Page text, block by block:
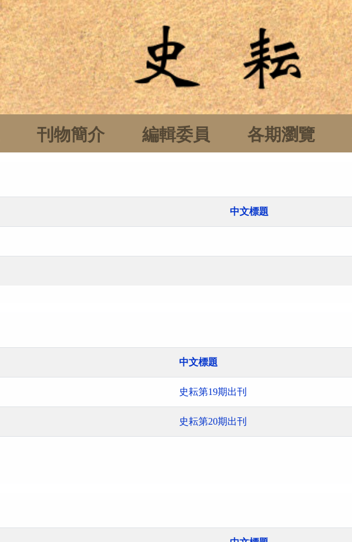
刊物簡介 編輯委員 各期瀏覽
中文標題
中文標題
史耘第19期出刊
史耘第20期出刊